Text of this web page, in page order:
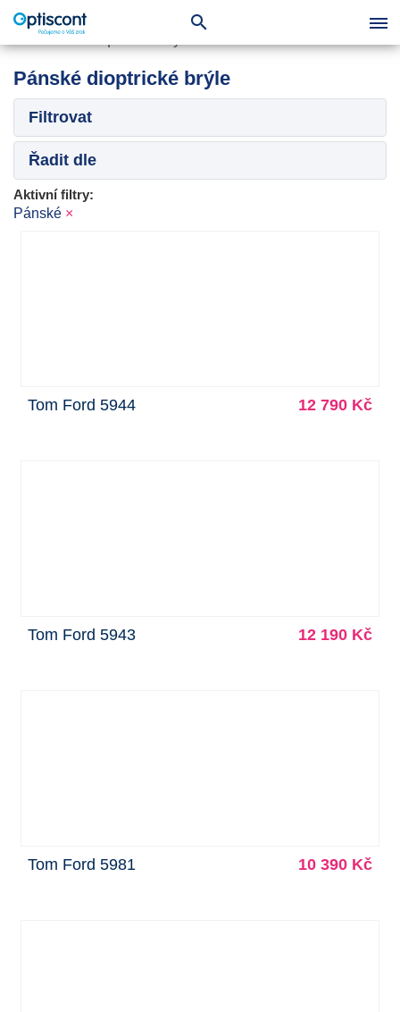
Pánské dioptrické brýle
Filtrovat
Řadit dle
Aktivní filtry:
Pánské ×
Tom Ford 5944 12 790 Kč
Tom Ford 5943 12 190 Kč
Tom Ford 5981 10 390 Kč